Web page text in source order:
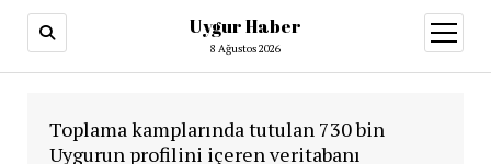
Uygur Haber
8 Ağustos 2026
aç
Toplama kamplarında tutulan 730 bin
Uygurun profilini içeren veritabanı